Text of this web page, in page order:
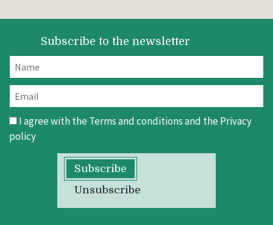
Subscribe to the newsletter
I agree with theTerms and conditionsand thePrivacy
policy
Subscribe
Unsubscribe